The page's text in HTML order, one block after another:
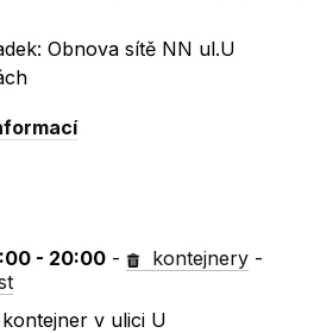
Obnova sítě NN ul.U
- 20:00 - kontejnery -
v ulici U